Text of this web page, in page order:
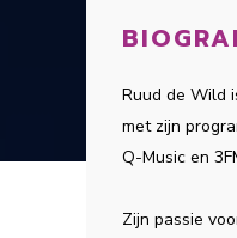
Ruud de Wild
met zijn
Q-Music en
Zijn passie